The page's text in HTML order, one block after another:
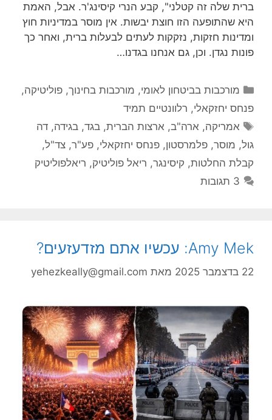
ברית שלה זה קטלני", קבע הנרי קיסינג'ר. אבל, האמת
היא שהתופעה הזו חוצת יבשות. אין מוסר במדיניות חוץ
ומדינות חזקות, נזקקות לעתים לבעלות ברית, ואחר כך
פונות נגדן. וכן, גם אנחנו בגדנו…
קטגוריות
מורכבות בביטחון לאומי, מורכבות בחינוך,פוליטיקה,
פנחס יחזקאלי, רלוונטיים תמיד
תגיות
אמריקה, ארה"ב, ארצות הברית,בגד,בגידה,דה
גול, מוסר, פלמרסטון, פנחס יחזקאלי, פע"ר, צד"ל,
קבלת החלטות, קיסינגר, ריאל פוליטיק, ריאלפוליטיק
3 תגובות
Amy Mek: עכשיו אתם מזדעזעים?
22 בדצמבר 2025 מאת yehezkeally@gmail.com